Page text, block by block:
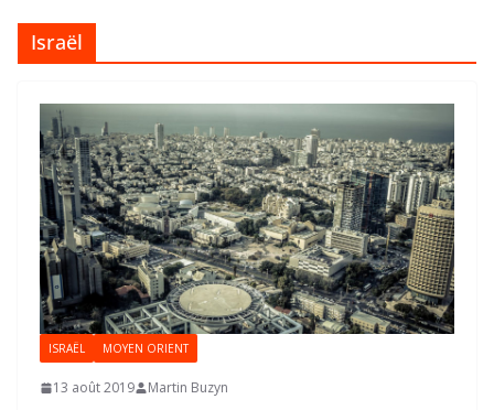
Israël
ISRAËL MOYEN ORIENT
13 août 2019 Martin Buzyn